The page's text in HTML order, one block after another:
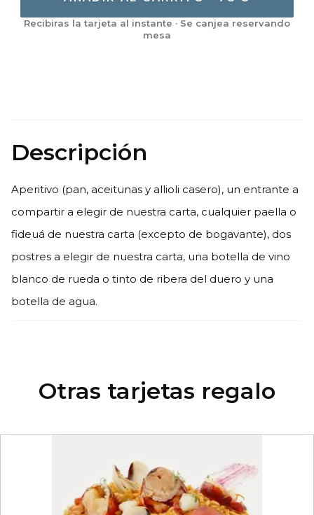
Descripción
Aperitivo (pan, aceitunas y allioli casero), un entrante a
compartir a elegir de nuestra carta, cualquier paella o
fideuá de nuestra carta (excepto de bogavante), dos
postres a elegir de nuestra carta, una botella de vino
blanco de rueda o tinto de ribera del duero y una
botella de agua.
Otras tarjetas regalo